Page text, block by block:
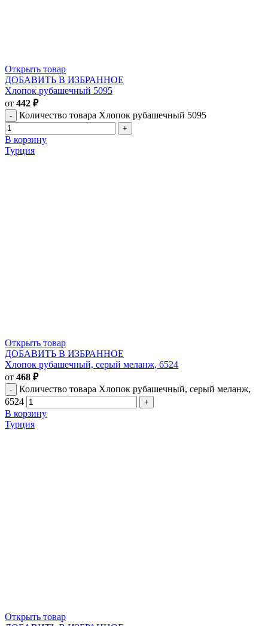
Открыть товар
ДОБАВИТЬ В ИЗБРАННОЕ
Хлопок рубашечный 5095
от 442 ₽
Количество товара Хлопок рубашечный 5095
В корзину
Турция
Открыть товар
ДОБАВИТЬ В ИЗБРАННОЕ
Хлопок рубашечный, серый меланж, 6524
от 468 ₽
Количество товара Хлопок рубашечный, серый меланж,
6524
В корзину
Турция
Открыть товар